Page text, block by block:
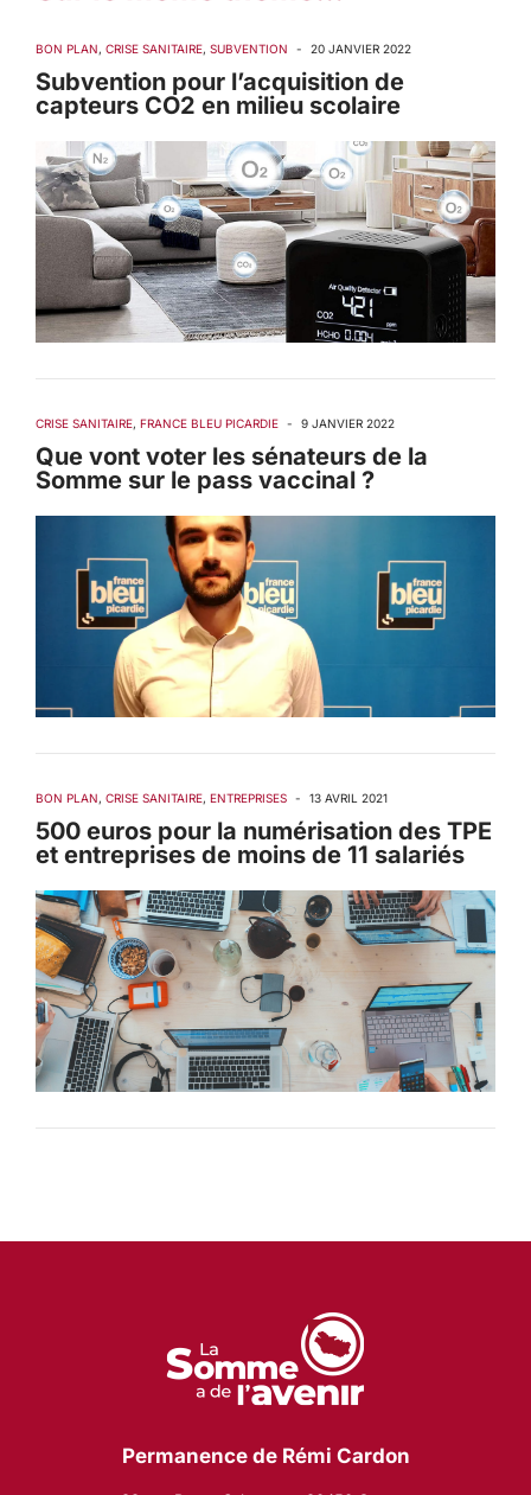
BON PLAN, CRISE SANITAIRE, SUBVENTION - 20 JANVIER 2022
Subvention pour l’acquisition de
capteurs CO2 en milieu scolaire
CRISE SANITAIRE, FRANCE BLEU PICARDIE - 9 JANVIER 2022
Que vont voter les sénateurs de la
Somme sur le pass vaccinal ?
BON PLAN, CRISE SANITAIRE, ENTREPRISES - 13 AVRIL 2021
500 euros pour la numérisation des TPE
et entreprises de moins de 11 salariés
Permanence de Rémi Cardon